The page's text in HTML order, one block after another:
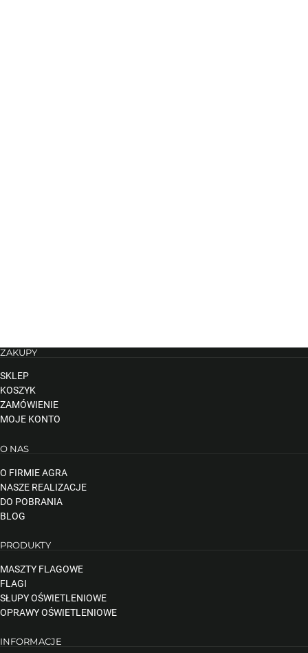
ZAKUPY
SKLEP
KOSZYK
ZAMÓWIENIE
MOJE KONTO
O NAS
O FIRMIE AGRA
NASZE REALIZACJE
DO POBRANIA
BLOG
PRODUKTY
MASZTY FLAGOWE
FLAGI
SŁUPY OŚWIETLENIOWE
OPRAWY OŚWIETLENIOWE
INFORMACJE